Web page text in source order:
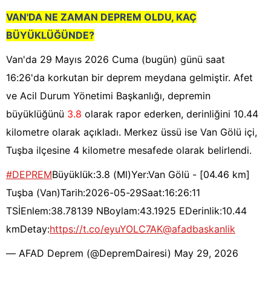
VAN'DA NE ZAMAN DEPREM OLDU, KAÇ
BÜYÜKLÜĞÜNDE?
Van'da 29 Mayıs 2026 Cuma (bugün) günü saat
16:26'da korkutan bir deprem meydana gelmiştir. Afet
ve Acil Durum Yönetimi Başkanlığı, depremin
büyüklüğünü 3.8 olarak rapor ederken, derinliğini 10.44
kilometre olarak açıkladı. Merkez üssü ise Van Gölü içi,
Tuşba ilçesine 4 kilometre mesafede olarak belirlendi.
#DEPREMBüyüklük:3.8 (Ml)Yer:Van Gölü - [04.46 km]
Tuşba (Van)Tarih:2026-05-29Saat:16:26:11
TSİEnlem:38.78139 NBoylam:43.1925 EDerinlik:10.44
kmDetay:https://t.co/eyuYOLC7AK@afadbaskanlik
— AFAD Deprem (@DepremDairesi) May 29, 2026